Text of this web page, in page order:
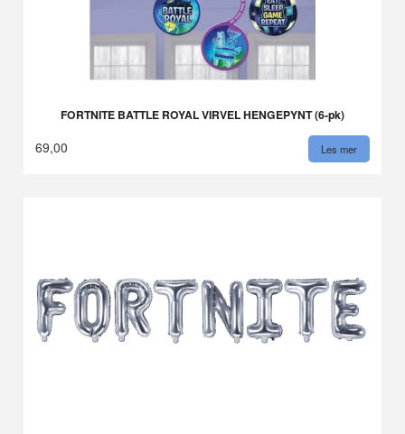
FORTNITE BATTLE ROYAL VIRVEL HENGEPYNT (6-pk)
69,00 Les mer